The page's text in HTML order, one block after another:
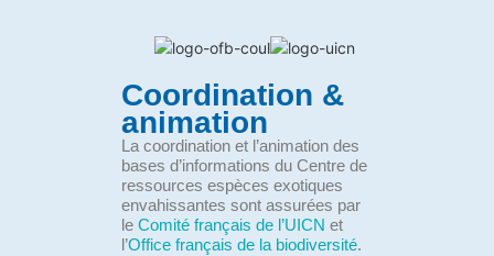
Coordination &
animation
La coordination et l’animation des
bases d’informations du Centre de
ressources espèces exotiques
envahissantes sont assurées par
le Comité français de l’UICN et
l’Office français de la biodiversité.